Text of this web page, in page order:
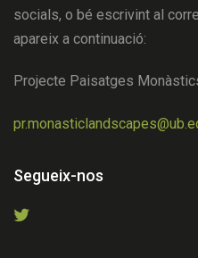
socials, o bé escrivint al
apareix a continuació:
Projecte Paisatges
Segueix-nos